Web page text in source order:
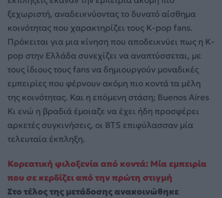
ξεχωριστή, αναδεικνύοντας το δυνατό αίσθημα
κοινότητας που χαρακτηρίζει τους K-pop fans.
Πρόκειται για μια κίνηση που αποδεικνύει πως η K-
pop στην Ελλάδα συνεχίζει να αναπτύσσεται, με
τους ίδιους τους fans να δημιουργούν μοναδικές
εμπειρίες που φέρνουν ακόμη πιο κοντά τα μέλη
της κοινότητας. Και η επόμενη στάση; Buenos Aires
Κι ενώ η βραδιά έμοιαζε να έχει ήδη προσφέρει
αρκετές συγκινήσεις, οι BTS επιφύλασσαν μία
τελευταία έκπληξη.
Κορεατική φιλοξενία από κοντά: Μία εμπειρία
που σε κερδίζει από την πρώτη στιγμή
Στο τέλος της μετάδοσης ανακοινώθηκε